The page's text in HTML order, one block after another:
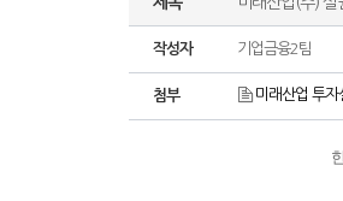
작성자 기업금융2팀
첨부 미래산업 투